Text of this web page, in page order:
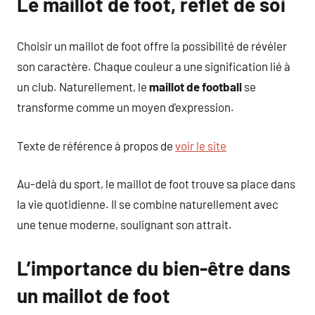
Choisir un maillot de foot offre la possibilité de révéler
son caractère. Chaque couleur a une signification lié à
un club. Naturellement, le maillot de football se
transforme comme un moyen d’expression.
Texte de référence à propos de voir le site
Au-delà du sport, le maillot de foot trouve sa place dans
la vie quotidienne. Il se combine naturellement avec
une tenue moderne, soulignant son attrait.
L’importance du bien-être dans
un maillot de foot